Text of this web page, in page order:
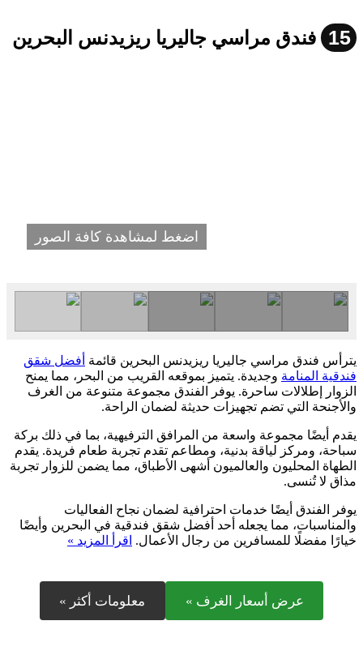
15 فندق مراسي جاليريا ريزيدنس البحرين
اضغط لمشاهدة كافة الصور
يترأس فندق مراسي جاليريا ريزيدنس البحرين قائمة أفضل شقق
فندقية المنامة وجديدة. يتميز بموقعه القريب من البحر، مما يمنح
الزوار إطلالات ساحرة. يوفر الفندق مجموعة متنوعة من الغرف
والأجنحة التي تضم تجهيزات حديثة لضمان الراحة.
يقدم أيضًا مجموعة واسعة من المرافق الترفيهية، بما في ذلك بركة
سباحة، ومركز لياقة بدنية، ومطاعم تقدم تجربة طعام فريدة. يقدم
الطهاة المحليون والعالميون أشهى الأطباق، مما يضمن للزوار تجربة
مذاق لا تُنسى.
يوفر الفندق أيضًا خدمات احترافية لضمان نجاح الفعاليات
والمناسبات، مما يجعله أحد أفضل شقق فندقية في البحرين وأيضًا
خيارًا مفضلًا للمسافرين من رجال الأعمال. اقرأ المزيد »
عرض أسعار الغرف » معلومات أكثر »